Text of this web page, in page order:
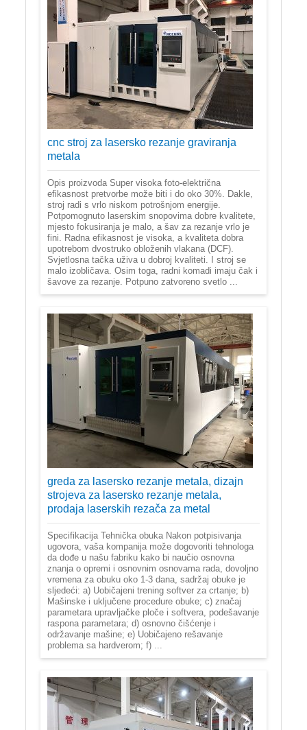
cnc stroj za lasersko rezanje graviranja
metala
Opis proizvoda Super visoka foto-električna
efikasnost pretvorbe može biti i do oko 30%. Dakle,
stroj radi s vrlo niskom potrošnjom energije.
Potpomognuto laserskim snopovima dobre kvalitete,
mjesto fokusiranja je malo, a šav za rezanje vrlo je
fini. Radna efikasnost je visoka, a kvaliteta dobra
upotrebom dvostruko obloženih vlakana (DCF).
Svjetlosna tačka uživa u dobroj kvaliteti. I stroj se
malo izobličava. Osim toga, radni komadi imaju čak i
šavove za rezanje. Potpuno zatvoreno svetlo ...
greda za lasersko rezanje metala, dizajn
strojeva za lasersko rezanje metala,
prodaja laserskih rezača za metal
Specifikacija Tehnička obuka Nakon potpisivanja
ugovora, vaša kompanija može dogovoriti tehnologa
da dođe u našu fabriku kako bi naučio osnovna
znanja o opremi i osnovnim osnovama rada, dovoljno
vremena za obuku oko 1-3 dana, sadržaj obuke je
sljedeći: a) Uobičajeni trening softver za crtanje; b)
Mašinske i uključene procedure obuke; c) značaj
parametara upravljačke ploče i softvera, podešavanje
raspona parametara; d) osnovno čišćenje i
održavanje mašine; e) Uobičajeno rešavanje
problema sa hardverom; f) ...